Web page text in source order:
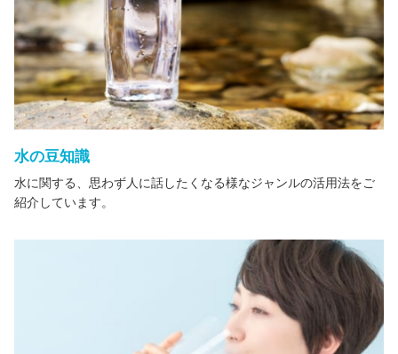
水の豆知識
水に関する、思わず人に話したくなる様なジャンルの活用法をご
紹介しています。